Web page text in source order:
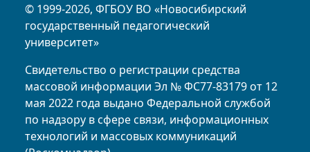
© 1999-2026, ФГБОУ ВО «Новосибирский
государственный педагогический
университет»
Свидетельство о регистрации средства
массовой информации Эл № ФС77-83179 от 12
мая 2022 года выдано Федеральной службой
по надзору в сфере связи, информационных
технологий и массовых коммуникаций